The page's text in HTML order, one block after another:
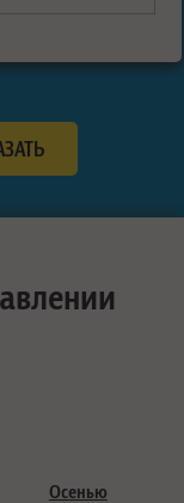
Осенью